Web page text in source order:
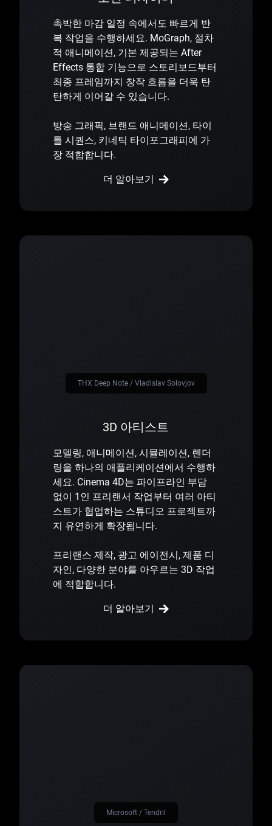
촉박한 마감 일정 속에서도 빠르게 반
복 작업을 수행하세요. MoGraph, 절차
적 애니메이션, 기본 제공되는 After
Effects 통합 기능으로 스토리보드부터
최종 프레임까지 창작 흐름을 더욱 탄
탄하게 이어갈 수 있습니다.
방송 그래픽, 브랜드 애니메이션, 타이
틀 시퀀스, 키네틱 타이포그래피에 가
장 적합합니다.
더 알아보기
3D 아티스트
모델링, 애니메이션, 시뮬레이션, 렌더
링을 하나의 애플리케이션에서 수행하
세요. Cinema 4D는 파이프라인 부담
없이 1인 프리랜서 작업부터 여러 아티
스트가 협업하는 스튜디오 프로젝트까
지 유연하게 확장됩니다.
프리랜스 제작, 광고 에이전시, 제품 디
자인, 다양한 분야를 아우르는 3D 작업
에 적합합니다.
더 알아보기
THX Deep Note / Vladislav Solovjov
Microsoft / Tendril